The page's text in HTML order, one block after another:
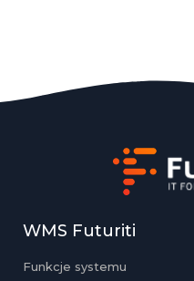
WMS Futuriti
Funkcje systemu